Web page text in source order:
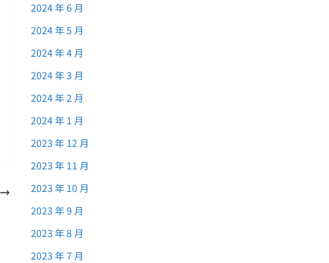
2024 年 6 月
2024 年 5 月
2024 年 4 月
2024 年 3 月
2024 年 2 月
2024 年 1 月
2023 年 12 月
2023 年 11 月
2023 年 10 月
2023 年 9 月
2023 年 8 月
2023 年 7 月